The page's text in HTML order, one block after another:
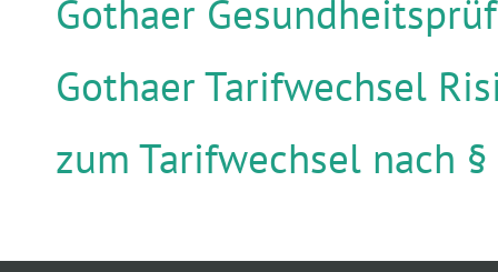
Gothaer
Gothaer Tarifwechsel
zum Tarifwechsel nach §